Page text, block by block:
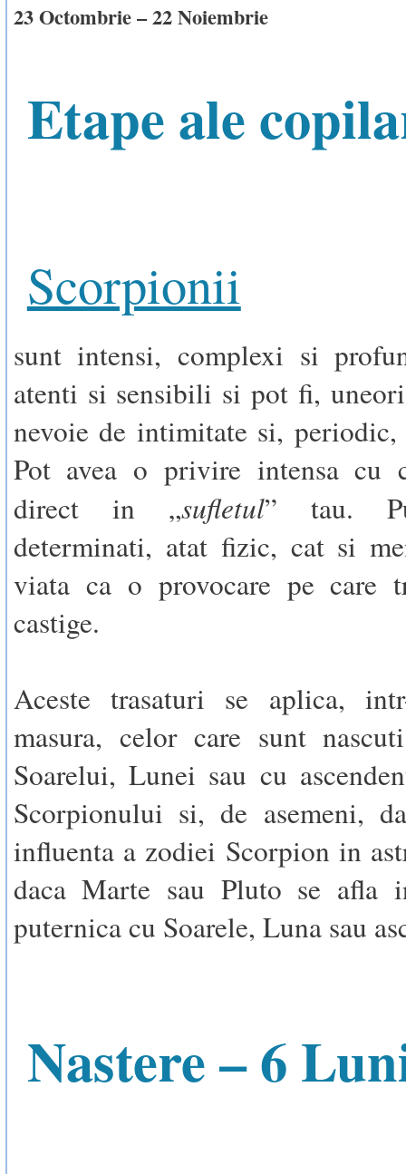
23 Octombrie – 22 Noiembrie
Etape ale
Scorpionii
sunt intensi, complexi si
atenti si sensibili si pot fi,
nevoie de intimitate si, periodic,
Pot avea o privire intensa cu
direct in „sufletul” tau.
determinati, atat fizic, cat si
viata ca o provocare pe care
castige.
Aceste trasaturi se aplica,
masura, celor care sunt
Soarelui, Lunei sau cu
Scorpionului si, de asemeni,
influenta a zodiei Scorpion in
daca Marte sau Pluto se afla
puternica cu Soarele, Luna sau
Nastere – 6